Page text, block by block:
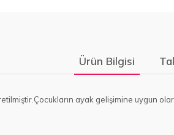
Ürün Bilgisi
üretilmiştir.Çocukların ayak gelişimine